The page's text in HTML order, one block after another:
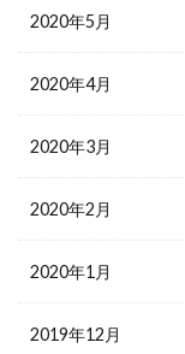
2020年5月
2020年4月
2020年3月
2020年2月
2020年1月
2019年12月